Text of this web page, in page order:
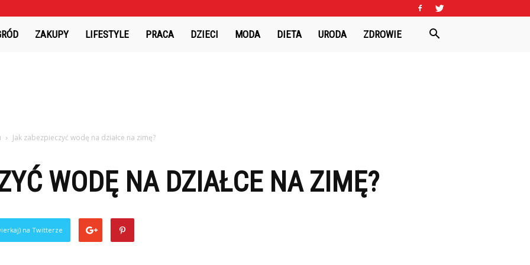
ZAKUPY LIFESTYLE PRACA DZIECI MODA DIETA URODA ZDROWIE
Jak zabezpieczyć wodę na działce na zimę?
WODĘ NA DZIAŁCE NA ZIMĘ?
na Twitterze